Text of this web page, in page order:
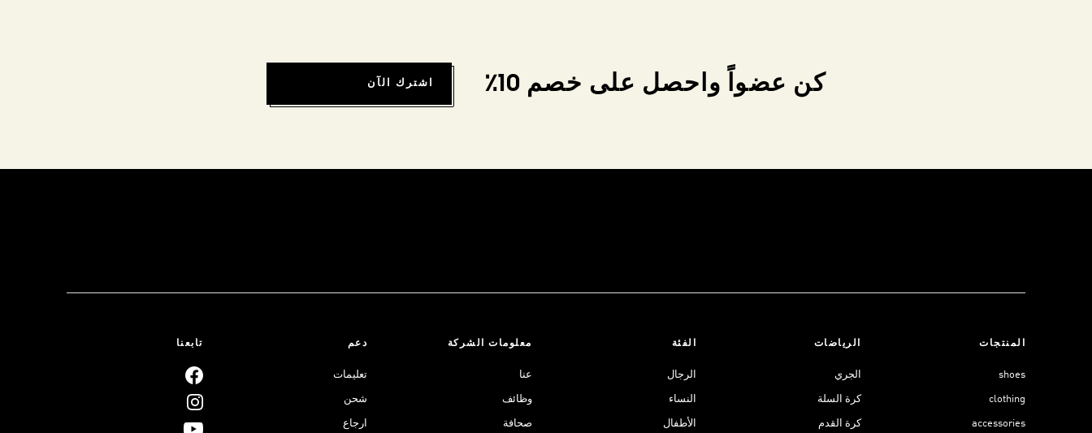
كن عضواً واحصل على خصم 10٪ اشترك الآن
المنتجات
shoes
clothing
accessories
الرياضات
الجري
كرة السلة
كرة القدم
الفئة
الرجال
النساء
الأطفال
معلومات الشركة
عنا
وظائف
صحافة
دعم
تعليمات
شحن
ارجاع
تابعنا